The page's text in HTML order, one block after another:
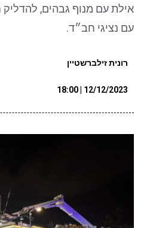
אילת עם מנוף גבהים, להדליק
עם נציגי חב״ד.
רונית זילברשטיין
12/12/2023 | 18:00